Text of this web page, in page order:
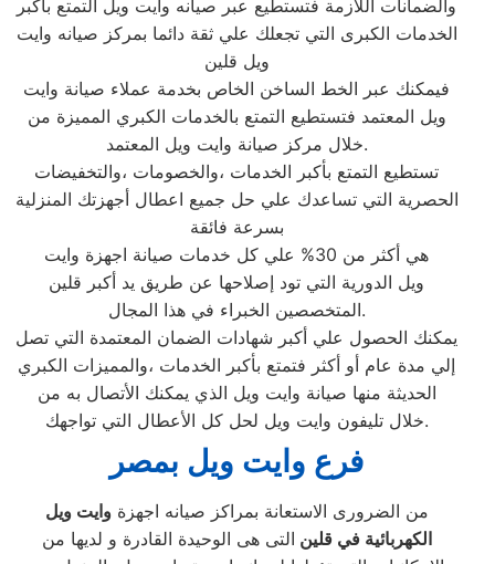
والضمانات اللازمة فتستطيع عبر صيانه وايت ويل التمتع بأكبر
الخدمات الكبرى التي تجعلك علي ثقة دائما بمركز صيانه وايت
ويل قلين
فيمكنك عبر الخط الساخن الخاص بخدمة عملاء صيانة وايت
ويل المعتمد فتستطيع التمتع بالخدمات الكبري المميزة من
خلال مركز صيانة وايت ويل المعتمد.
تستطيع التمتع بأكبر الخدمات ،والخصومات ،والتخفيضات
الحصرية التي تساعدك علي حل جميع اعطال أجهزتك المنزلية
بسرعة فائقة
هي أكثر من 30% علي كل خدمات صيانة اجهزة وايت
ويل الدورية التي تود إصلاحها عن طريق يد أكبر قلين
المتخصصين الخبراء في هذا المجال.
يمكنك الحصول علي أكبر شهادات الضمان المعتمدة التي تصل
إلي مدة عام أو أكثر فتمتع بأكبر الخدمات ،والمميزات الكبري
الحديثة منها صيانة وايت ويل الذي يمكنك الأتصال به من
خلال تليفون وايت ويل لحل كل الأعطال التي تواجهك.
فرع وايت ويل بمصر
من الضرورى الاستعانة بمراكز صيانه اجهزةوايت ويل
الكهربائية في قلين التى هى الوحيدة القادرة و لديها من